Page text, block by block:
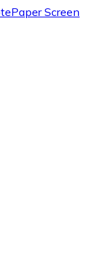
Screen